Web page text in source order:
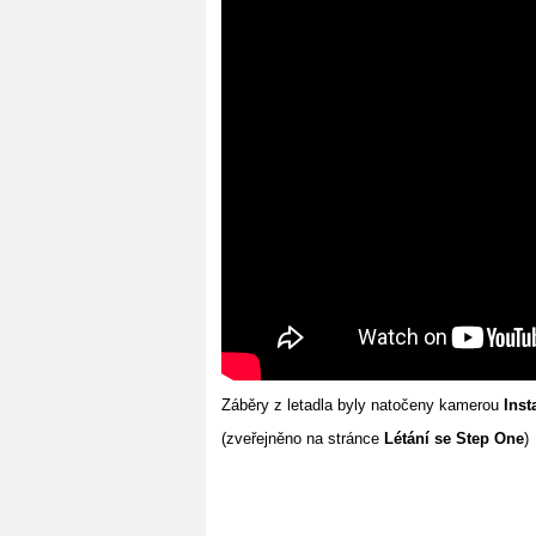
Záběry z letadla byly natočeny kamerou
(zveřejněno na stránce Létání se Step One)